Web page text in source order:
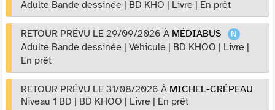
Adulte Bande dessinée | BD KHO | Livre | En prêt
RETOUR PRÉVU LE 29/09/2026 À MÉDIABUS
Adulte Bande dessinée | Véhicule | BD KHOO | Livre |
En prêt
RETOUR PRÉVU LE 31/08/2026 À MICHEL-CRÉPEAU
Niveau 1 BD | BD KHOO | Livre | En prêt